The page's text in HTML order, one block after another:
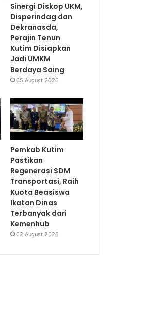
Sinergi Diskop UKM,
Disperindag dan
Dekranasda,
Perajin Tenun
Kutim Disiapkan
Jadi UMKM
Berdaya Saing
05 August 2026
Pemkab Kutim
Pastikan
Regenerasi SDM
Transportasi, Raih
Kuota Beasiswa
Ikatan Dinas
Terbanyak dari
Kemenhub
02 August 2026